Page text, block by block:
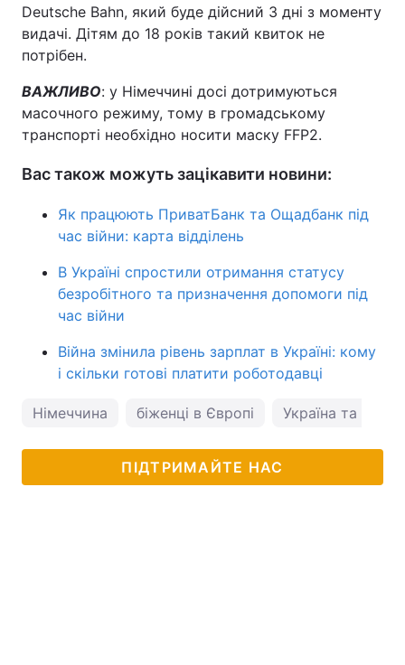
Deutsche Bahn, який буде дійсний 3 дні з моменту
видачі. Дітям до 18 років такий квиток не
потрібен.
ВАЖЛИВО: у Німеччині досі дотримуються
масочного режиму, тому в громадському
транспорті необхідно носити маску FFP2.
Вас також можуть зацікавити новини:
Як працюють ПриватБанк та Ощадбанк під
час війни: карта відділень
В Україні спростили отримання статусу
безробітного та призначення допомоги під
час війни
Війна змінила рівень зарплат в Україні: кому
і скільки готові платити роботодавці
Німеччина біженці в Європі Україна та
ПІДТРИМАЙТЕ НАС